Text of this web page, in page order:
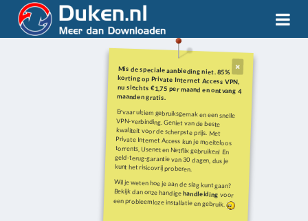
Mis de speciale aanbieding niet. 85%
korting op Private Internet Access VPN,
nu slechts €1,75 per maand en ontvang 4
maanden gratis.
Ervaar ultiem gebruiksgemak en een snelle
VPN-verbinding. Geniet van de beste
kwaliteit voor de scherpste prijs. Met
Private Internet Access kun je moeiteloos
torrents, Usenet en Netflix gebruiken! En
geld-terug-garantie van 30 dagen, dus je
kunt het risicovrij proberen.
Wil je weten hoe je aan de slag kunt gaan?
Bekijk dan onze handigehandleiding voor
een probleemloze installatie en gebruik.